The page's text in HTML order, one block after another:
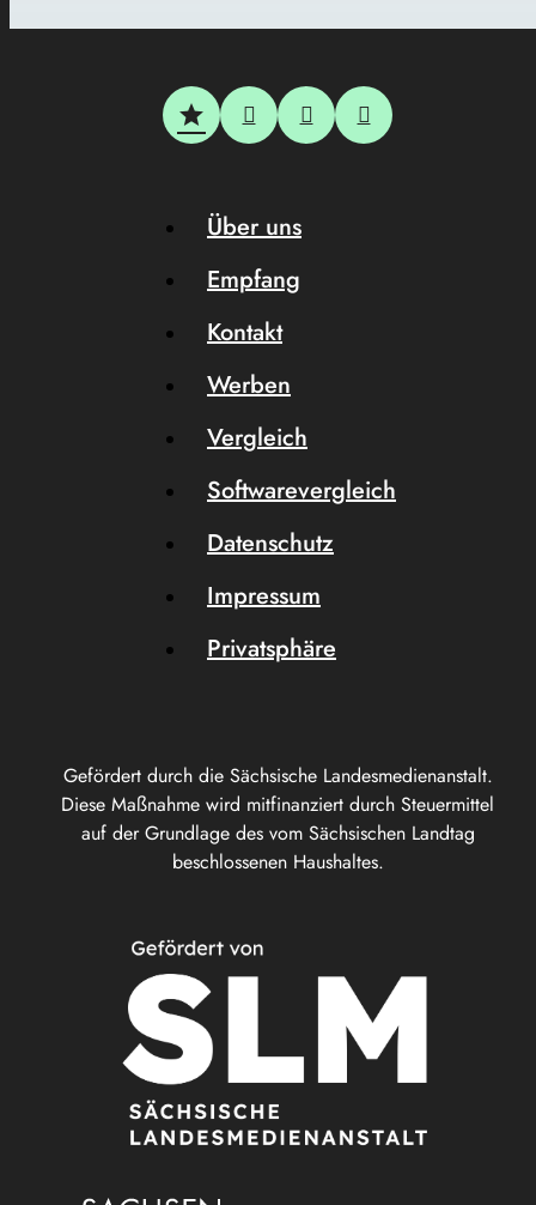
Gefördert durch die Sächsische Landesmedienanstalt.
Diese Maßnahme wird mitfinanziert durch Steuermittel
auf der Grundlage des vom Sächsischen Landtag
beschlossenen Haushaltes.
Über uns
Empfang
Kontakt
Werben
Vergleich
Softwarevergleich
Datenschutz
Impressum
Privatsphäre